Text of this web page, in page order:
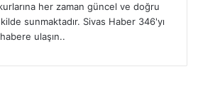
her zaman güncel ve doğru
sunmaktadır. Sivas Haber 346'yı
ulaşın..